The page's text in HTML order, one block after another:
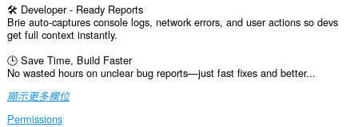
🛠️ Developer - Ready Reports
Brie auto-captures console logs, network errors, and user actions so devs
get full context instantly.
🕒 Save Time, Build Faster
No wasted hours on unclear bug reports—just fast fixes and better...
顯示更多欄位
Permissions